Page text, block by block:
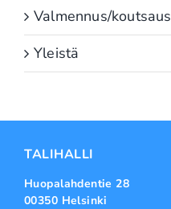
Valmennus/koutsaus
Yleistä
TALIHALLI
Huopalahdentie 28
00350 Helsinki